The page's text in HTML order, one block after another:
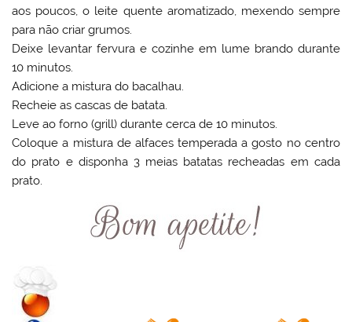
aos poucos, o leite quente aromatizado, mexendo sempre
para não criar grumos.
Deixe levantar fervura e cozinhe em lume brando durante
10 minutos.
Adicione a mistura do bacalhau.
Recheie as cascas de batata.
Leve ao forno (grill) durante cerca de 10 minutos.
Coloque a mistura de alfaces temperada a gosto no centro
do prato e disponha 3 meias batatas recheadas em cada
prato.